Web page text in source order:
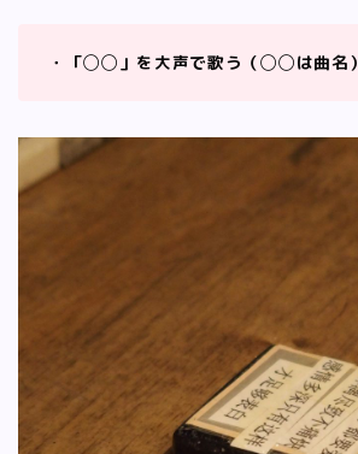
・「◯◯」を大声で歌う（◯◯は曲名）